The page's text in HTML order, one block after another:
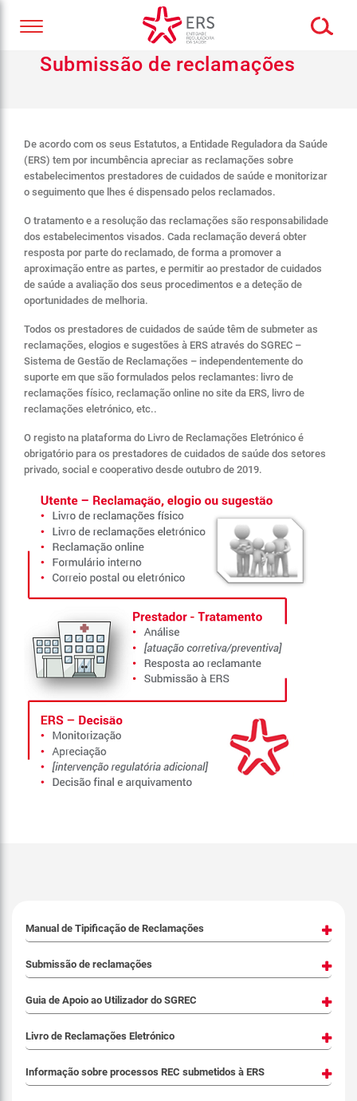
Submissão de reclamações
De acordo com os seus Estatutos, a Entidade Reguladora da Saúde
(ERS) tem por incumbência apreciar as reclamações sobre
estabelecimentos prestadores de cuidados de saúde e monitorizar
o seguimento que lhes é dispensado pelos reclamados.
O tratamento e a resolução das reclamações são responsabilidade
dos estabelecimentos visados. Cada reclamação deverá obter
resposta por parte do reclamado, de forma a promover a
aproximação entre as partes, e permitir ao prestador de cuidados
de saúde a avaliação dos seus procedimentos e a deteção de
oportunidades de melhoria.
Todos os prestadores de cuidados de saúde têm de submeter as
reclamações, elogios e sugestões à ERS através do SGREC –
Sistema de Gestão de Reclamações – independentemente do
suporte em que são formulados pelos reclamantes: livro de
reclamações físico, reclamação online no site da ERS, livro de
reclamações eletrónico, etc..
O registo na plataforma do Livro de Reclamações Eletrónico é
obrigatório para os prestadores de cuidados de saúde dos setores
privado, social e cooperativo desde outubro de 2019.
Manual de Tipificação de Reclamações
Submissão de reclamações
Guia de Apoio ao Utilizador do SGREC
Livro de Reclamações Eletrónico
Informação sobre processos REC submetidos à ERS